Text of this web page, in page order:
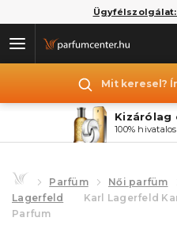
Ügyfélszolgálat:
Mit keresel?
Kizárólag
100%
Parfüm Női parfüm
Lagerfeld
Karl Lagerfeld
Parfum